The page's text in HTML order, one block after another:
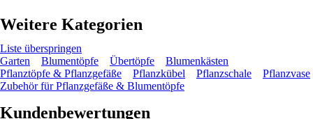
Weitere Kategorien
Liste überspringen
Garten
Blumentöpfe Übertöpfe
Blumenkästen
Pflanztöpfe & Pflanzgefäße
Pflanzkübel Pflanzschale
Pflanzvase
Zubehör für Pflanzgefäße & Blumentöpfe
Kundenbewertungen